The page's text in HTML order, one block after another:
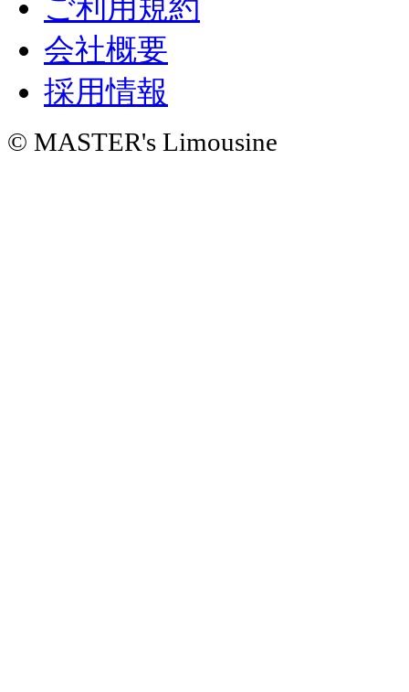
ご利用規約
会社概要
採用情報
© MASTER's Limousine